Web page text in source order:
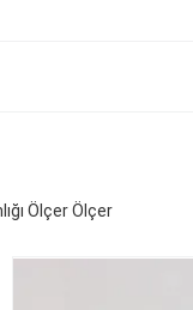
Ölçer Ölçer